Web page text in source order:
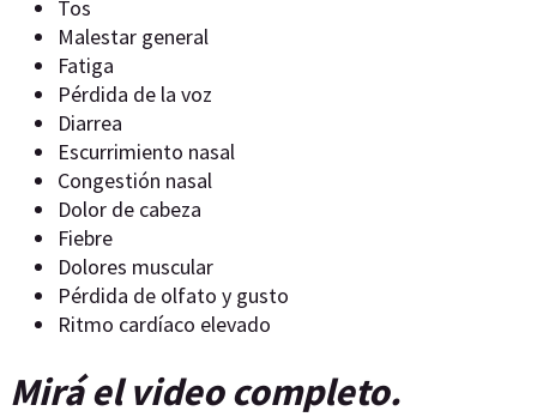
Tos
Malestar general
Fatiga
Pérdida de la voz
Diarrea
Escurrimiento nasal
Congestión nasal
Dolor de cabeza
Fiebre
Dolores muscular
Pérdida de olfato y gusto
Ritmo cardíaco elevado
Mirá el video completo.